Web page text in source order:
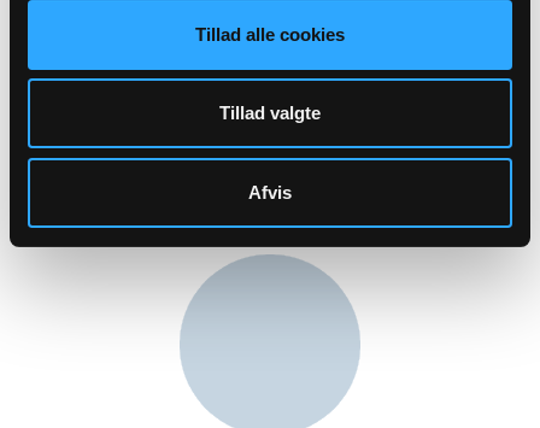
Tillad alle cookies
Tillad valgte
Afvis
Gravermedhjælper
98337211